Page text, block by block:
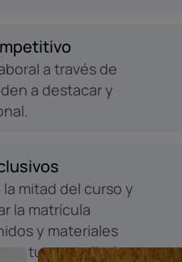
a través de
a destacar y
mitad del curso y
la matrícula
y materiales
tu aprendizaje.